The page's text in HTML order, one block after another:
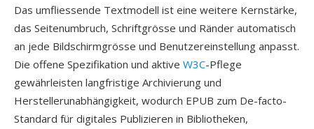
Das umfliessende Textmodell ist eine weitere Kernstärke,
das Seitenumbruch, Schriftgrösse und Ränder automatisch
an jede Bildschirmgrösse und Benutzereinstellung anpasst.
Die offene Spezifikation und aktive W3C-Pflege
gewährleisten langfristige Archivierung und
Herstellerunabhängigkeit, wodurch EPUB zum De-facto-
Standard für digitales Publizieren in Bibliotheken,